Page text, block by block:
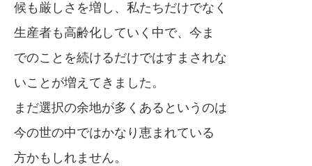
候も厳しさを増し、私たちだけでなく
生産者も高齢化していく中で、今ま
でのことを続けるだけではすまされな
いことが増えてきました。
まだ選択の余地が多くあるというのは
今の世の中ではかなり恵まれている
方かもしれません。